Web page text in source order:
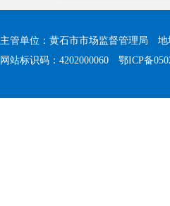
主管单位：黄石市市场监督管理局 地
网站标识码：4202000060 鄂ICP备